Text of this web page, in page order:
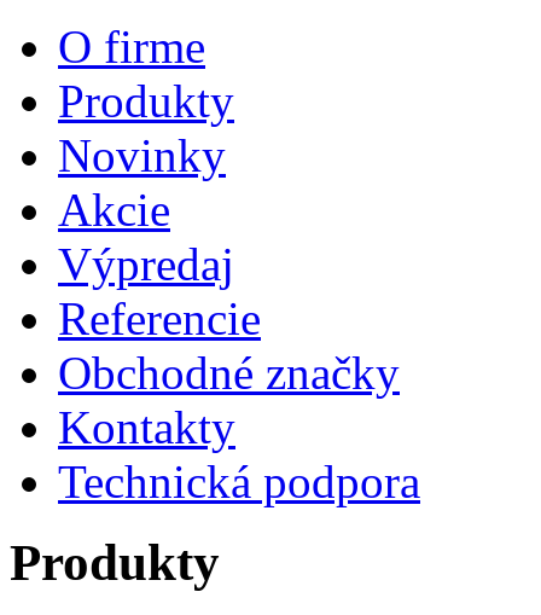
O firme
Produkty
Novinky
Akcie
Výpredaj
Referencie
Obchodné značky
Kontakty
Technická podpora
Produkty